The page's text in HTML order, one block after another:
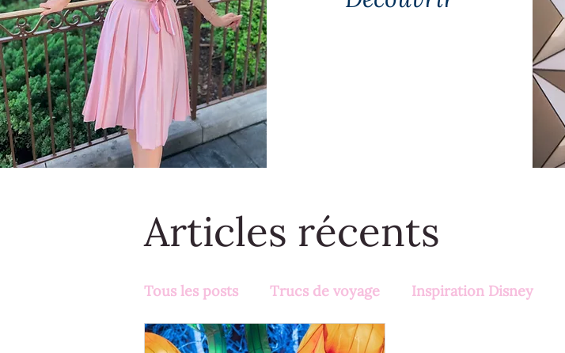
Articles récents
Tous les posts Trucs de voyage Inspiration Disney